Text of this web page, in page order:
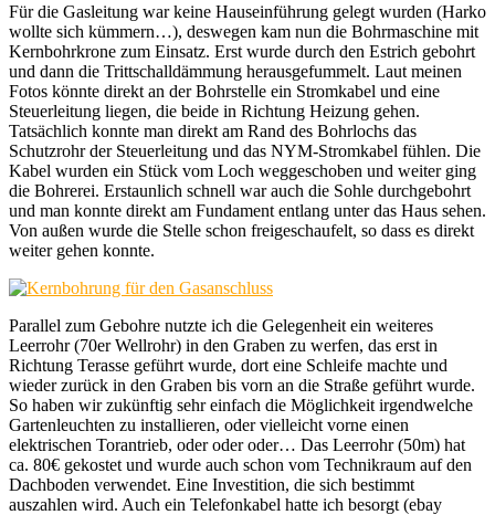
Für die Gasleitung war keine Hauseinführung gelegt wurden (Harko
wollte sich kümmern…), deswegen kam nun die Bohrmaschine mit
Kernbohrkrone zum Einsatz. Erst wurde durch den Estrich gebohrt
und dann die Trittschalldämmung herausgefummelt. Laut meinen
Fotos könnte direkt an der Bohrstelle ein Stromkabel und eine
Steuerleitung liegen, die beide in Richtung Heizung gehen.
Tatsächlich konnte man direkt am Rand des Bohrlochs das
Schutzrohr der Steuerleitung und das NYM-Stromkabel fühlen. Die
Kabel wurden ein Stück vom Loch weggeschoben und weiter ging
die Bohrerei. Erstaunlich schnell war auch die Sohle durchgebohrt
und man konnte direkt am Fundament entlang unter das Haus sehen.
Von außen wurde die Stelle schon freigeschaufelt, so dass es direkt
weiter gehen konnte.
Parallel zum Gebohre nutzte ich die Gelegenheit ein weiteres
Leerrohr (70er Wellrohr) in den Graben zu werfen, das erst in
Richtung Terasse geführt wurde, dort eine Schleife machte und
wieder zurück in den Graben bis vorn an die Straße geführt wurde.
So haben wir zukünftig sehr einfach die Möglichkeit irgendwelche
Gartenleuchten zu installieren, oder vielleicht vorne einen
elektrischen Torantrieb, oder oder oder… Das Leerrohr (50m) hat
ca. 80€ gekostet und wurde auch schon vom Technikraum auf den
Dachboden verwendet. Eine Investition, die sich bestimmt
auszahlen wird. Auch ein Telefonkabel hatte ich besorgt (ebay